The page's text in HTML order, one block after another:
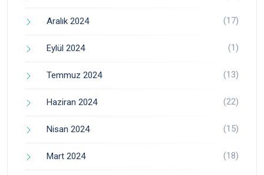
Aralık 2024 (17)
Eylül 2024 (1)
Temmuz 2024 (13)
Haziran 2024 (22)
Nisan 2024 (15)
Mart 2024 (18)